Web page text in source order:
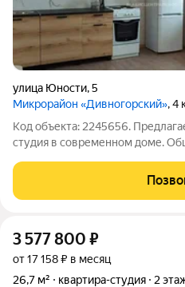
улица Юности,5
Микрорайон «Дивногорский», 4
Код объекта: 2245656.
студия в современном доме.
на 11 этаже 12-этажного дома,
3 577 800 ₽
от 17 158 ₽ в месяц
26,7 м²
квартира-студия 2